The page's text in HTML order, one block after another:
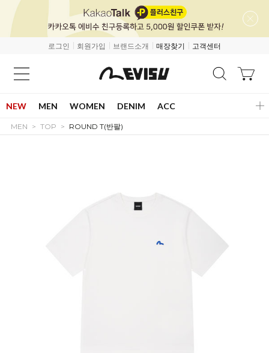
로그인 회원가입 브랜드소개 매장찾기 고객센터
NEW MEN WOMEN DENIM ACC
MEN TOP ROUND T(반팔)